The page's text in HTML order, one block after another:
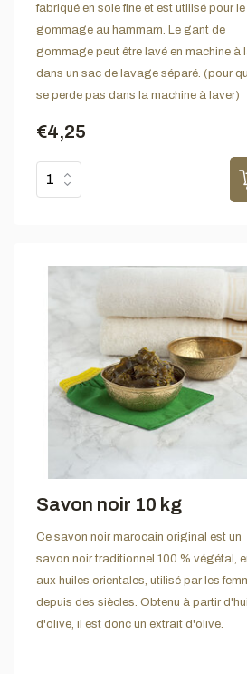
fabriqué en soie fine et est utilisé pour le
gommage au hammam. Le gant de
gommage peut être lavé en machine à
dans un sac de lavage séparé. (pour
se perde pas dans la machine à laver)
€4,25
Savon noir 10 kg
Ce savon noir marocain original est un
savon noir traditionnel 100 % végétal,
aux huiles orientales, utilisé par les
depuis des siècles. Obtenu à partir
d'olive, il est donc un extrait d'olive.